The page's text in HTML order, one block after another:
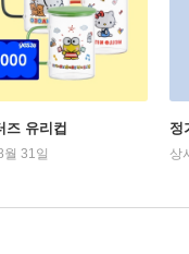
즈 유리컵
31일
정
상